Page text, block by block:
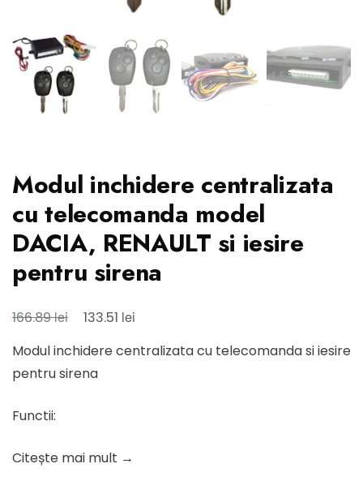
Modul inchidere centralizata
cu telecomanda model
DACIA, RENAULT si iesire
pentru sirena
166.89lei
Prețul
a
fost:
133.51 lei
este:
Modul inchidere centralizata cu telecomanda si iesire
pentru sirena
Functii:
Citește mai mult →